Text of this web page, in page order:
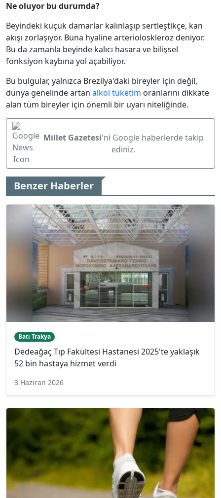
Ne oluyor bu durumda?
Beyindeki küçük damarlar kalınlaşıp sertleştikçe, kan
akışı zorlaşıyor. Buna hyaline arterioloskleroz deniyor.
Bu da zamanla beyinde kalıcı hasara ve bilişsel
fonksiyon kaybına yol açabiliyor.
Bu bulgular, yalnızca Brezilya'daki bireyler için değil,
dünya genelinde artan alkol tüketim oranlarını dikkate
alan tüm bireyler için önemli bir uyarı niteliğinde.
Millet Gazetesi'ni Google haberlerde takip
ediniz.
Benzer Haberler
Batı Trakya
Dedeağaç Tıp Fakültesi Hastanesi 2025'te yaklaşık
52 bin hastaya hizmet verdi
3 Haziran 2026